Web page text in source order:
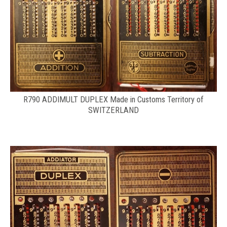
R790 ADDIMULT DUPLEX Made in Customs Territory of
SWITZERLAND